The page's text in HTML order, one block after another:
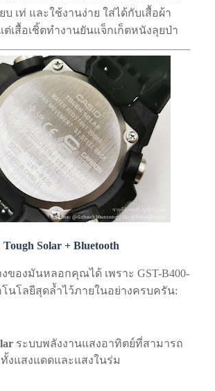
บ เท่ และใช้งานง่าย ใส่ได้กับเสื้อผ้า
เสื้อเชิ้ตทำงานยันแจ็กเก็ตหนังลุยป่า
Solar + Bluetooth
ของมันหลอกคุณได้ เพราะ GST-B400-
นโลยีสุดล้ำไว้ภายในอย่างครบครัน:
ระบบพลังงานแสงอาทิตย์ที่สามารถ
งแสงแดดและแสงในร่ม